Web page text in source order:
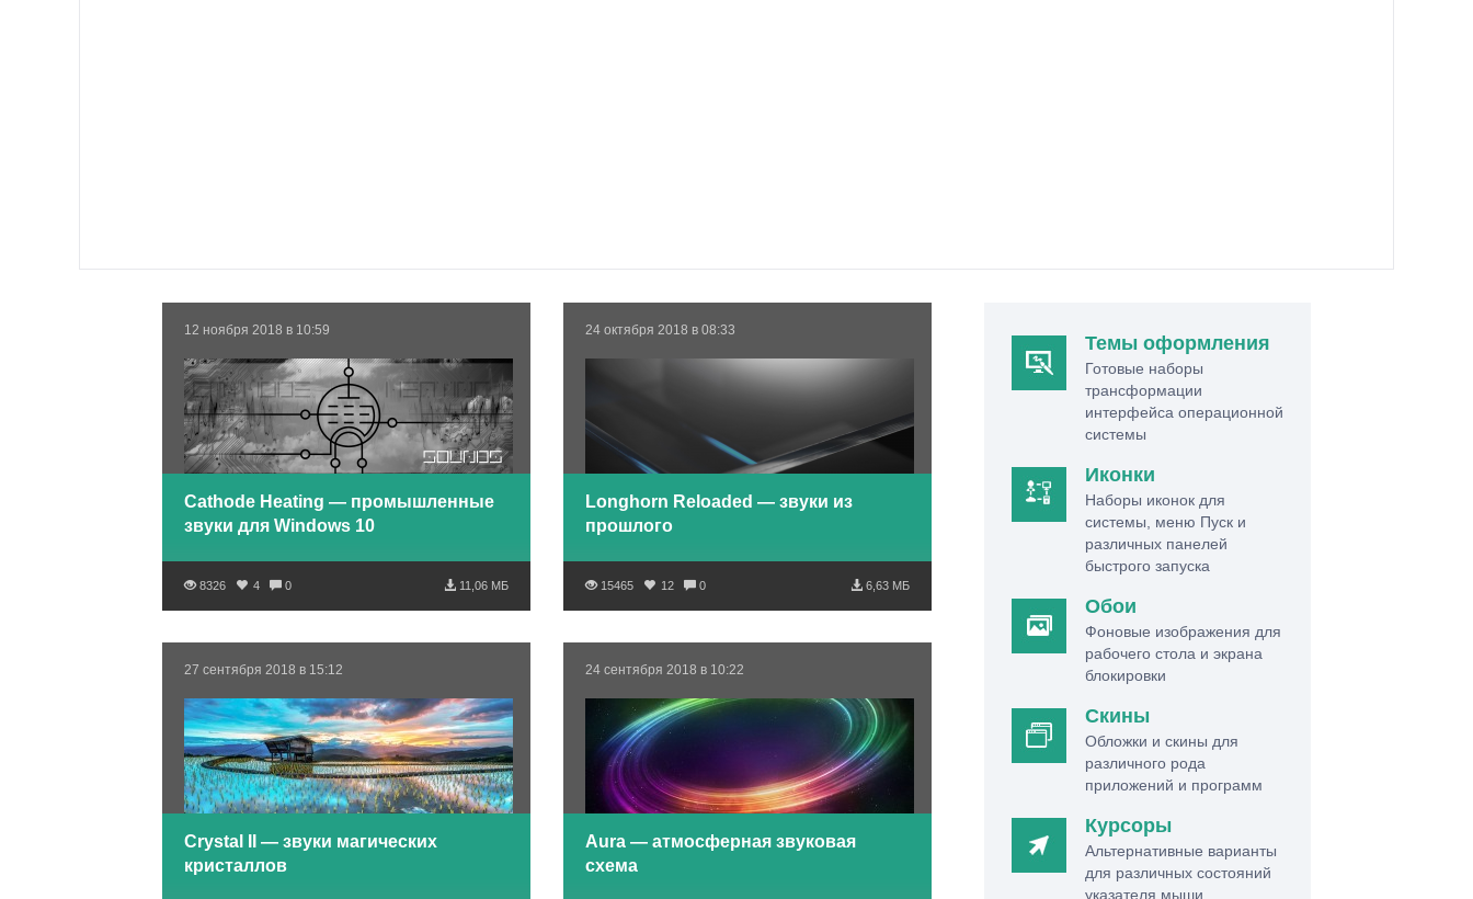
12 ноября 2018 в 10:59
Cathode Heating — промышленные
звуки для Windows 10
8326 4 0 11,06 МБ
24 октября 2018 в 08:33
Longhorn Reloaded — звуки из
прошлого
15465 12 0 6,63 МБ
27 сентября 2018 в 15:12
Crystal II — звуки магических
кристаллов
24 сентября 2018 в 10:22
Aura — атмосферная звуковая
схема
Темы оформления
Готовые наборы
трансформации
интерфейса операционной
системы
Иконки
Наборы иконок для
системы, меню Пуск и
различных панелей
быстрого запуска
Обои
Фоновые изображения для
рабочего стола и экрана
блокировки
Скины
Обложки и скины для
различного рода
приложений и программ
Курсоры
Альтернативные варианты
для различных состояний
указателя мыши